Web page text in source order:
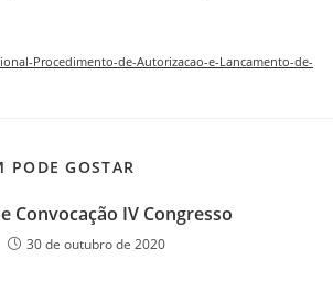
Procedimento-de-Autorizacao-e-Lancamento-de-
PODE GOSTAR
Convocação IV Congresso
30 de outubro de 2020